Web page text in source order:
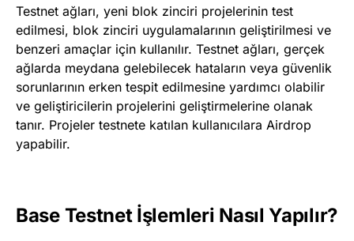
Testnet ağları, yeni blok zinciri projelerinin test
edilmesi, blok zinciri uygulamalarının geliştirilmesi ve
benzeri amaçlar için kullanılır. Testnet ağları, gerçek
ağlarda meydana gelebilecek hataların veya güvenlik
sorunlarının erken tespit edilmesine yardımcı olabilir
ve geliştiricilerin projelerini geliştirmelerine olanak
tanır. Projeler testnete katılan kullanıcılara Airdrop
yapabilir.
Base Testnet İşlemleri Nasıl Yapılır?